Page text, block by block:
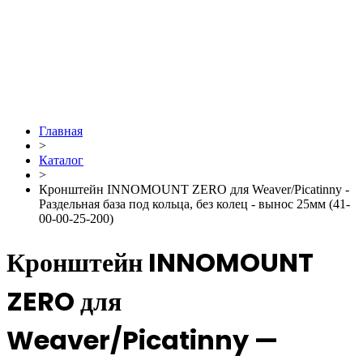
Главная
>
Каталог
>
Кронштейн INNOMOUNT ZERO для Weaver/Picatinny -
Раздельная база под кольца, без колец - вынос 25мм (41-
00-00-25-200)
Кронштейн INNOMOUNT
ZERO для
Weaver/Picatinny —